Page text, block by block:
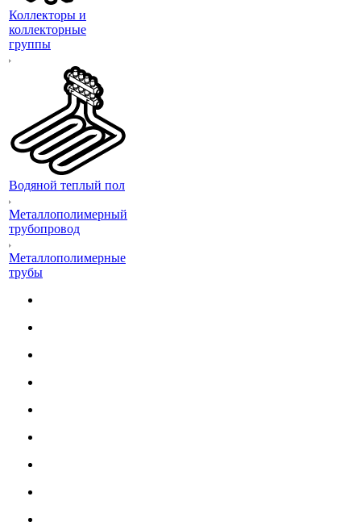
Коллекторы и
коллекторные
группы
Водяной теплый пол
Металлополимерный
трубопровод
Металлополимерные
трубы